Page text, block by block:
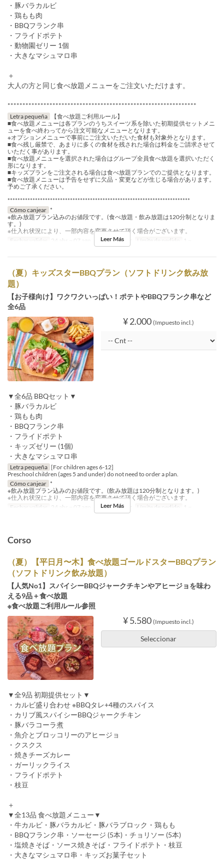
・豚バラカルビ
・鶏もも肉
・BBQフランク串
・フライドポテト
・動物園ゼリー 1個
・大きなマシュマロ串
＋
大人の方と同じ食べ放題メニューをご注文いただけます。
***************************************************************
Letra pequeña
【食べ放題ご利用ルール】
■食べ放題メニューは各プランのうちスイーツ系を除いた初期提供セットメニ
ューを食べ終わってから注文可能なメニューとなります。
※オプションメニューで事前にご注文いただいた食材も対象外となります。
■食べ残し厳禁で、あまりに多くの食材を残された場合は料金をご請求させて
いただく事があります。
■食べ放題メニューを選択された場合はグループ全員食べ放題を選択いただく
形になります。
■キッズプランをご注文される場合は食べ放題プランでのご提供となります。
■食べ放題メニューは予告をせずに欠品・変更などが生じる場合があります。
予めご了承ください。
*************************************************************************
Cómo canjear *
※飲み放題プラン込みのお値段です。(食べ放題・飲み放題は120分制となりま
す。)
※仕入れ状況により、一部内容を変更させて頂く場合がございます。
Fechas validas
24 abr ~ 07 ago, 17 ago ~ 20 dic Límite de pedido 1 ~
Leer Más
（夏）キッズスターBBQプラン（ソフトドリンク飲み放
題）
【お子様向け】ワクワクいっぱい！ポテトやBBQフランク串など
全6品
¥ 2.000 (Impuesto incl.)
▼全6品 BBQセット▼
・豚バラカルビ
・鶏もも肉
・BBQフランク串
・フライドポテト
・キッズゼリー (1個)
・大きなマシュマロ串
Letra pequeña [For children ages 6-12]
Preschool children (ages 5 and under) do not need to order a plan.
Cómo canjear *
※飲み放題プラン込みのお値段です。(飲み放題は120分制となります。)
※仕入れ状況により、一部内容を変更させて頂く場合がございます。
Fechas validas
24 abr ~ 07 ago, 17 ago ~ 20 dic Límite de pedido 1 ~
Leer Más
Corso
（夏）【平日月〜木】食べ放題ゴールドスターBBQプラン
（ソフトドリンク飲み放題）
【人気No1】スパイシーBBQジャークチキンやアヒージョを味わ
える9品＋食べ放題
※食べ放題ご利用ルール参照
¥ 5.580 (Impuesto incl.)
Seleccionar
▼全9品 初期提供セット▼
・カルビ盛り合わせ ※BBQタレ+4種のスパイス
・カリブ風スパイシーBBQジャークチキン
・豚バラコーラ煮
・魚介とブロッコリーのアヒージョ
・クスクス
・焼きチーズカレー
・ガーリックライス
・フライドポテト
・枝豆
＋
▼全13品 食べ放題メニュー▼
・牛カルビ・豚バラカルビ・豚バラブロック・鶏もも
・BBQフランク串・ソーセージ (5本)・チョリソー (5本)
・塩焼きそば・ソース焼きそば・フライドポテト・枝豆
・大きなマシュマロ串・キッズお菓子セット